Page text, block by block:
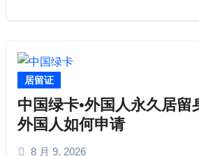
居留证
中国绿卡•外国人永久居留
外国人如何申请
8 月 9, 2026